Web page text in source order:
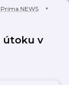
Prima NEWS
útoku v